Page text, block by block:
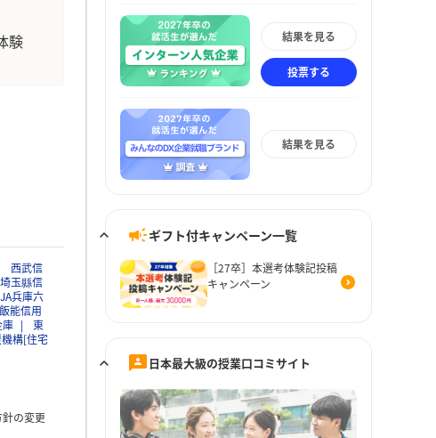
験
西武信
埼玉縣信
JA兵庫六
飯能信用
庫
東
構[住宅
の変更
結果を見る
投票する
結果を見る
ギフト付キャンペーン一覧
［27卒］本選考体験記投稿
キャンペーン
日本最大級の授業口コミサイト